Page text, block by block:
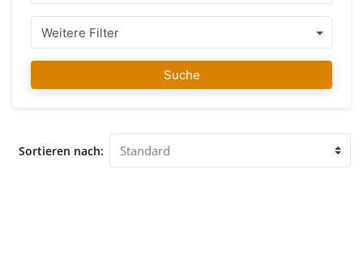
professionellen Ratschlag garantieren Ihnen, dass Sie die
richtige Entscheidung treffen. Sobald Sie Ihre favorisierte
immobilien gefunden haben, können Sie sich bei Ihrem Kauf
auf uns verlassen und zwar nicht nur während des
Kaufprozesses, sondern auch noch lange danach werden wir
Ihrer favorisierten immobilien in Colera, Girona Province,
Spain. Gerne begrüßen wir Sie in unserem Büro in Colera,
Weitere Filter
Suche
Sortieren nach: